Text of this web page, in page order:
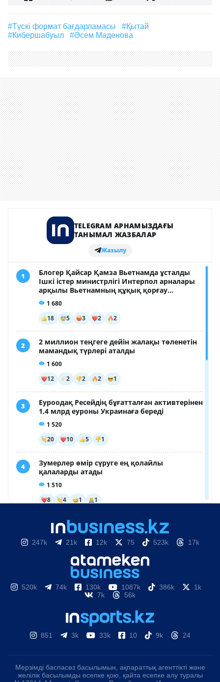
#Түскі формат бағдарламасы
#Қытай
#кибершабуыл
#Әсем Мәденова
247k 21k 12k 75 523k 17k
520k 74k 130k 1087k 386k
1k
7k
56k
851 3k 33k 10 9k 24
Мерзімді баспасөз басылымын, ақпараттық агенттікті және
желілік басылымды есепке қою, қайта есепке алу туралы